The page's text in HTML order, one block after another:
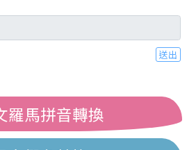
送出
羅馬拼音轉換